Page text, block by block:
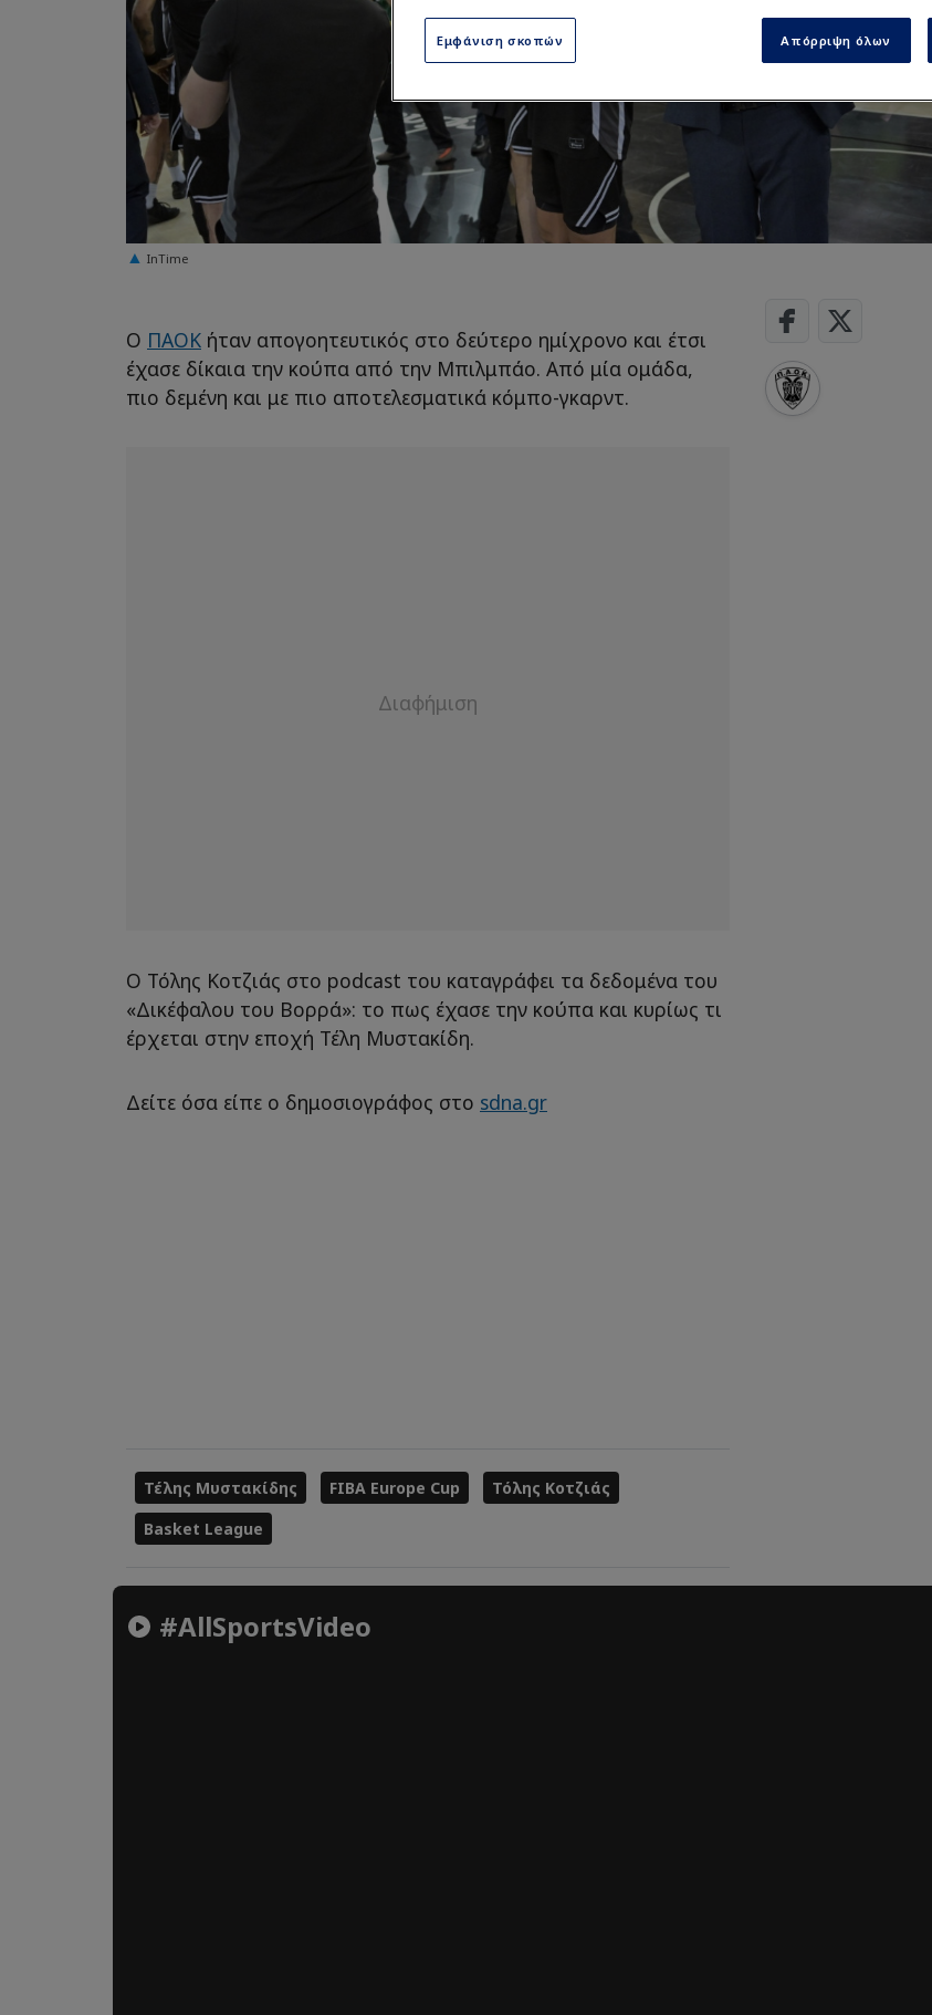
InTime
Ο ΠΑΟΚ ήταν απογοητευτικός στο δεύτερο ημίχρονο και έτσι
έχασε δίκαια την κούπα από την Μπιλμπάο. Από μία ομάδα,
πιο δεμένη και με πιο αποτελεσματικά κόμπο-γκαρντ.
Ο Τόλης Κοτζιάς στο podcast του καταγράφει τα δεδομένα του
«Δικέφαλου του Βορρά»: το πως έχασε την κούπα και κυρίως τι
έρχεται στην εποχή Τέλη Μυστακίδη.
Δείτε όσα είπε ο δημοσιογράφος στο sdna.gr
Τέλης Μυστακίδης FIBA Europe Cup
Τόλης Κοτζιάς
Basket League
#AllSportsVideo
Εμφάνιση σκοπών Απόρριψη όλων